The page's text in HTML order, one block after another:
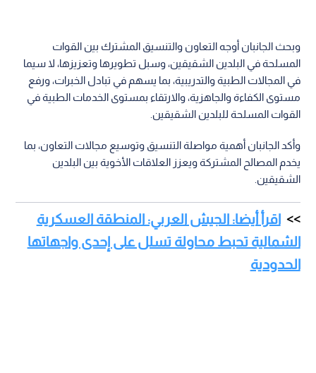
وبحث الجانبان أوجه التعاون والتنسيق المشترك بين القوات
المسلحة في البلدين الشقيقين، وسبل تطويرها وتعزيزها، لا سيما
في المجالات الطبية والتدريبية، بما يسهم في تبادل الخبرات، ورفع
مستوى الكفاءة والجاهزية، والارتقاء بمستوى الخدمات الطبية في
القوات المسلحة للبلدين الشقيقين.
وأكد الجانبان أهمية مواصلة التنسيق وتوسيع مجالات التعاون، بما
يخدم المصالح المشتركة ويعزز العلاقات الأخوية بين البلدين
الشقيقين.
اقرأ أيضا: الجيش العربي: المنطقة العسكرية
الشمالية تحبط محاولة تسلل على إحدى واجهاتها
الحدودية